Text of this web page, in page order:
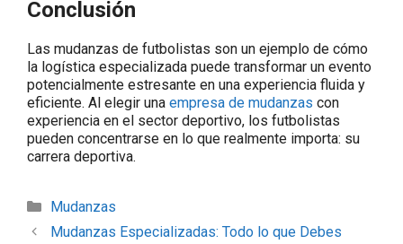
Conclusión
Las mudanzas de futbolistas son un ejemplo de cómo
la logística especializada puede transformar un evento
potencialmente estresante en una experiencia fluida y
eficiente. Al elegir una empresa de mudanzas con
experiencia en el sector deportivo, los futbolistas
pueden concentrarse en lo que realmente importa: su
carrera deportiva.
Mudanzas
Mudanzas Especializadas: Todo lo que Debes